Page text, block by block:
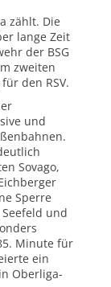
zählt. Die
lange Zeit
der BSG
zweiten
den RSV.
und
Sovago,
Sperre
und
Minute für
ein
Oberliga-